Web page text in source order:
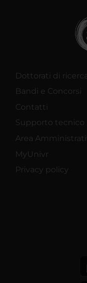
Dottorati di
Bandi e Concorsi
Contatti
Supporto tecnico
Area
MyUnivr
Privacy policy